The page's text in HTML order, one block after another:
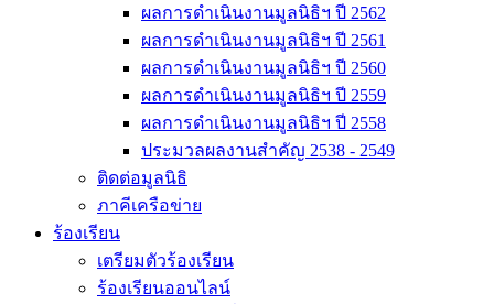
ผลการดำเนินงานมูลนิธิฯ ปี 2562
ผลการดำเนินงานมูลนิธิฯ ปี 2561
ผลการดำเนินงานมูลนิธิฯ ปี 2560
ผลการดำเนินงานมูลนิธิฯ ปี 2559
ผลการดำเนินงานมูลนิธิฯ ปี 2558
ประมวลผลงานสำคัญ 2538 - 2549
ติดต่อมูลนิธิ
ภาคีเครือข่าย
ร้องเรียน
เตรียมตัวร้องเรียน
ร้องเรียนออนไลน์